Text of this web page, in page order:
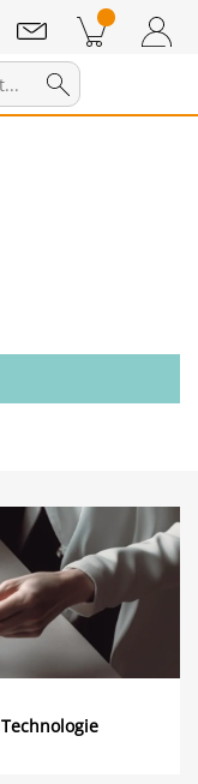
Zum Warenkorb
Technologie